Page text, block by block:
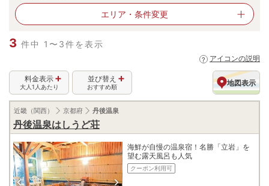
エリア・ 条件変更
3 件中 1〜3件を表示
アイコンの説明
地図表示
並び替え
おすすめ順
料金表示
大人1人あたり
近畿（関西） 京都府 丹後温泉
丹後温泉はしうど荘
海鮮が自慢の温泉宿！名勝「立岩」を
望む露天風呂も人気
クーポン利用可